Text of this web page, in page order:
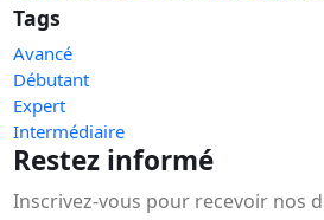
Tags
Avancé
Débutant
Expert
Intermédiaire
Restez informé
Inscrivez-vous pour recevoir nos